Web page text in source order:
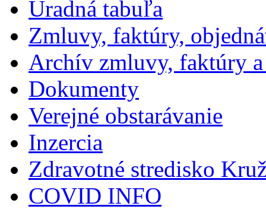
Úradná tabuľa
Zmluvy, faktúry,
Archív zmluvy, faktúry
Dokumenty
Verejné obstarávanie
Inzercia
Zdravotné stredisko
COVID INFO